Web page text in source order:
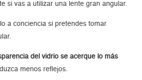
si vas a utilizar una lente gran angular.
a conciencia si pretendes tomar
del vidrio se acerque lo más
menos reflejos.